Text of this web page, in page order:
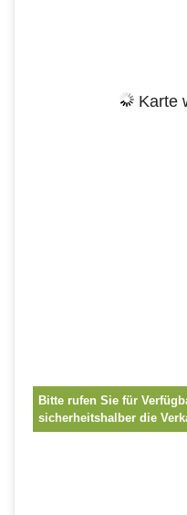
Karte
Bitte rufen Sie für
sicherheitshalber die